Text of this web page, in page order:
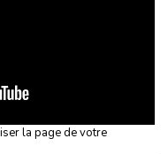
la page de votre